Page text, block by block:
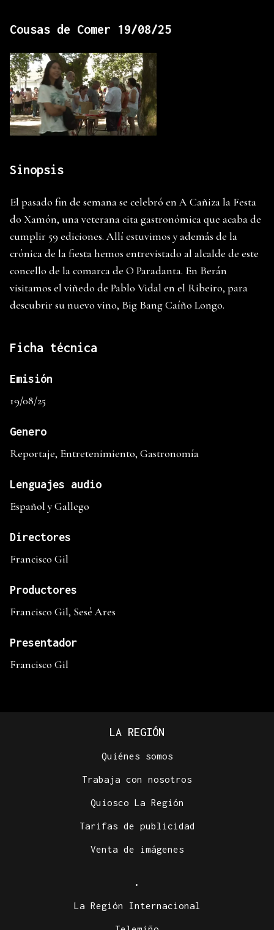
Cousas de Comer 19/08/25
Sinopsis
El pasado fin de semana se celebró en A Cañiza la Festa
do Xamón, una veterana cita gastronómica que acaba de
cumplir 59 ediciones. Allí estuvimos y además de la
crónica de la fiesta hemos entrevistado al alcalde de este
concello de la comarca de O Paradanta. En Berán
visitamos el viñedo de Pablo Vidal en el Ribeiro, para
descubrir su nuevo vino, Big Bang Caíño Longo.
Ficha técnica
Emisión
19/08/25
Genero
Reportaje, Entretenimiento, Gastronomía
Lenguajes audio
Español y Gallego
Directores
Francisco Gil
Productores
Francisco Gil, Sesé Ares
Presentador
Francisco Gil
LA REGIÓN
Quiénes somos
Trabaja con nosotros
Quiosco La Región
Tarifas de publicidad
Venta de imágenes
.
La Región Internacional